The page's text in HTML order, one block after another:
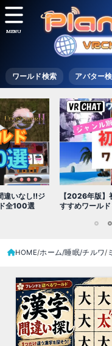
ワールド検索 アバター
MENU
ャンル別お
【2026年版】
VRChatアバタ
HOME ホーム/睡眠/チルワ